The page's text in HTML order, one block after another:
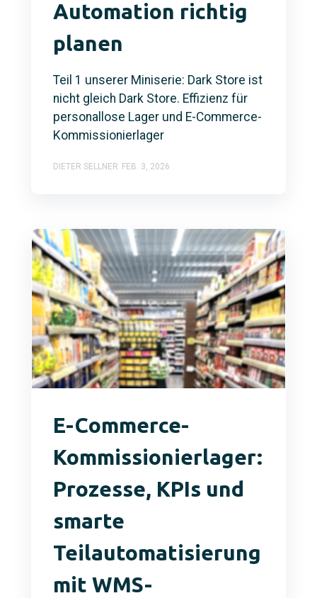
Automation richtig
planen
Teil 1 unserer Miniserie: Dark Store ist
nicht gleich Dark Store. Effizienz für
personallose Lager und E-Commerce-
Kommissionierlager
DIETER SELLNER FEB. 3, 2026
E-Commerce-
Kommissionierlager:
Prozesse, KPIs und
smarte
Teilautomatisierung
mit WMS-